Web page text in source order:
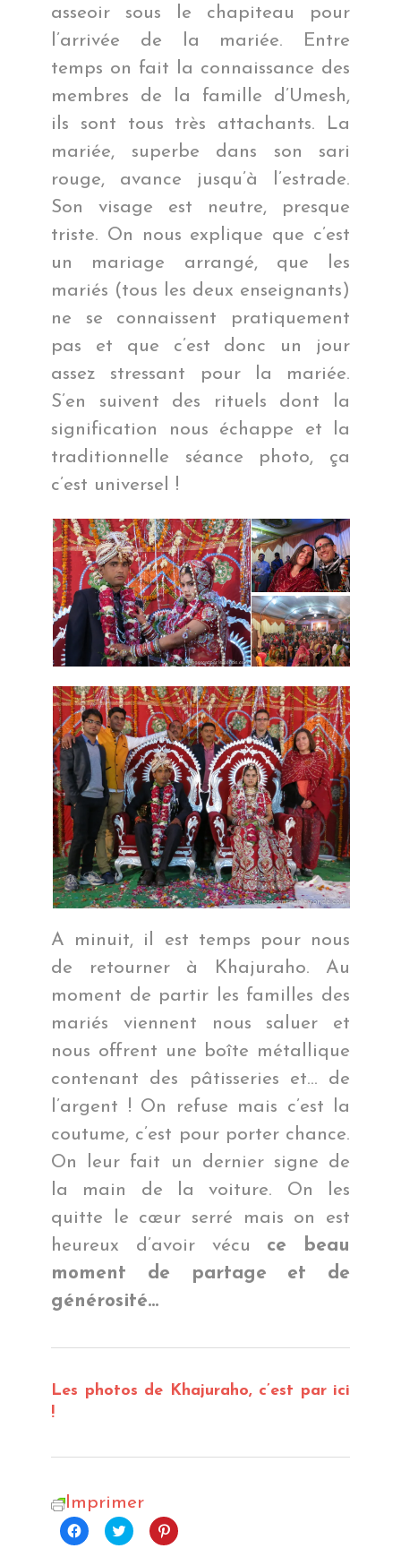
asseoir sous le chapiteau pour
l’arrivée de la mariée. Entre
temps on fait la connaissance des
membres de la famille d’Umesh,
ils sont tous très attachants. La
mariée, superbe dans son sari
rouge, avance jusqu’à l’estrade.
Son visage est neutre, presque
triste. On nous explique que c’est
un mariage arrangé, que les
mariés (tous les deux enseignants)
ne se connaissent pratiquement
pas et que c’est donc un jour
assez stressant pour la mariée.
S’en suivent des rituels dont la
signification nous échappe et la
traditionnelle séance photo, ça
c’est universel !
A minuit, il est temps pour nous
de retourner à Khajuraho. Au
moment de partir les familles des
mariés viennent nous saluer et
nous offrent une boîte métallique
contenant des pâtisseries et… de
l’argent ! On refuse mais c’est la
coutume, c’est pour porter chance.
On leur fait un dernier signe de
la main de la voiture. On les
quitte le cœur serré mais on est
heureux d’avoir vécu ce beau
moment de partage et de
générosité…
Les photos de Khajuraho, c’est par ici
!
Imprimer
Cliquez
pour
Cliquez
pour
Cliquez
pour